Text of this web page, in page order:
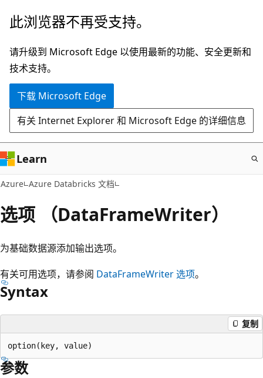
跳
主
要
内
此浏览器不再受支持。
请升级到 Microsoft Edge 以使用最新的功能、安全更新和
技术支持。
下载 Microsoft Edge
有关 Internet Explorer 和 Microsoft Edge 的详细信息
Learn
Azure Azure Databricks 文档
选项 （DataFrameWriter）
为基础数据源添加输出选项。
有关可用选项，请参阅 DataFrameWriter 选项。
Syntax
复制
参数